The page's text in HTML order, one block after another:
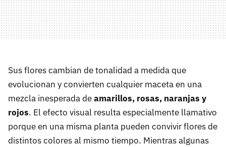
Sus flores cambian de tonalidad a medida que
evolucionan y convierten cualquier maceta en una
mezcla inesperada deamarillos, rosas, naranjas y
rojos. El efecto visual resulta especialmente llamativo
porque en una misma planta pueden convivir flores de
distintos colores al mismo tiempo. Mientras algunas